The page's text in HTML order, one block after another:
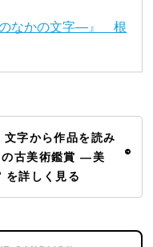
のなかの文字―』 根
文字から作品を読み
の古美術鑑賞 ―美
詳しく見る